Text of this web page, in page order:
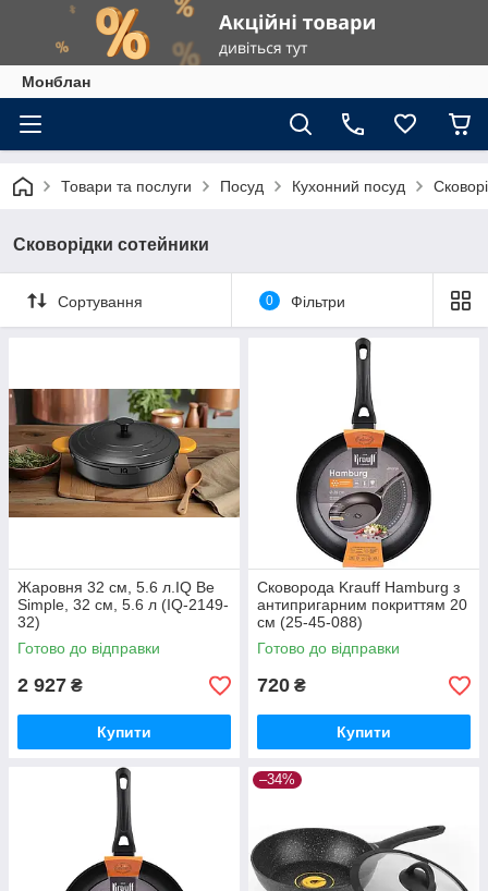
Монблан
Товари та послуги Посуд Кухонний посуд
Сковорідки сотейники
Сортування 0 Фільтри
Жаровня 32 см, 5.6 л.IQ Be
Simple, 32 см, 5.6 л (IQ-2149-
32)
Готово до відправки
2 927 ₴
Купити
Сковорода Krauff Hamburg з
антипригарним покриттям 20
см (25-45-088)
Готово до відправки
720 ₴
Купити
–34%